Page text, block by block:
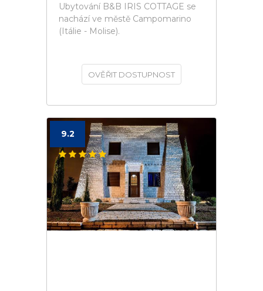
Ubytování B&B IRIS COTTAGE se
nachází ve městě Campomarino
(Itálie - Molise).
OVĚŘIT DOSTUPNOST
9.2